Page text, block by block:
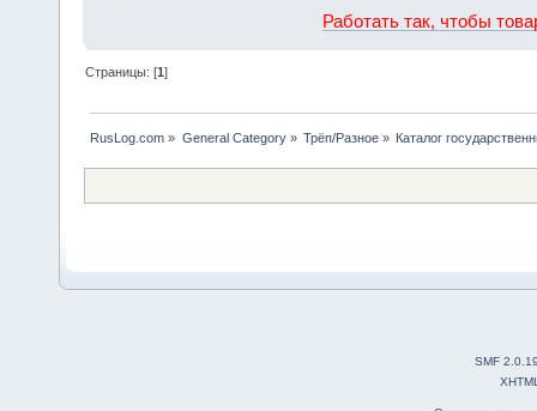
Работать так, чтобы
Страницы: [1]
RusLog.com » General Category» Трёп/Разное» Каталог
SMF